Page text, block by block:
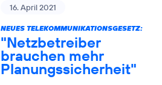
16. April 2021
NEUES TELEKOMMUNIKATIONSGESETZ:
"Netzbetreiber
brauchen mehr
Planungssicherheit"